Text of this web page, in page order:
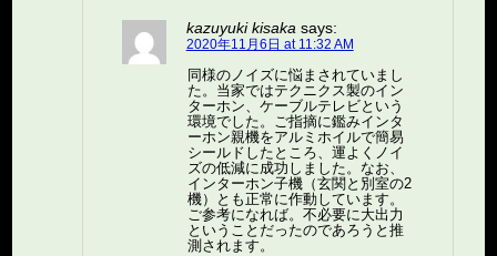
kazuyuki kisaka says:
2020年11月6日 at 11:32 AM
同様のノイズに悩まされていまし
た。当家ではテクニクス製のイン
ターホン、ケーブルテレビという
環境でした。ご指摘に鑑みインタ
ーホン親機をアルミホイルで簡易
シールドしたところ、運よくノイ
ズの低減に成功しました。なお、
インターホン子機（玄関と別室の2
機）とも正常に作動しています。
ご参考になれば。不必要に大出力
ということだったのであろうと推
測されます。